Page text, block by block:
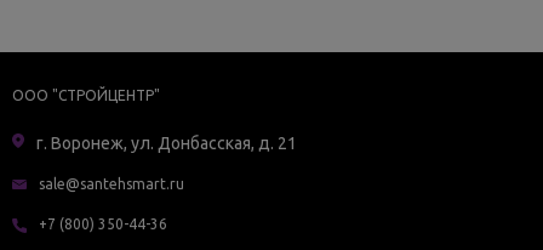
ООО "СТРОЙЦЕНТР"
г. Воронеж, ул. Донбасская, д. 21
sale@santehsmart.ru
+7 (800) 350-44-36